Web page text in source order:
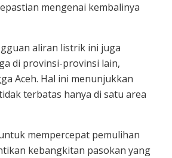
mengenai kembalinya
aliran listrik ini juga
di provinsi-provinsi lain,
Aceh. Hal ini menunjukkan
terbatas hanya di satu area
mempercepat pemulihan
kebangkitan pasokan yang